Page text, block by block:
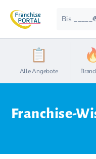
Bis
Alle Angebote
Franchise-